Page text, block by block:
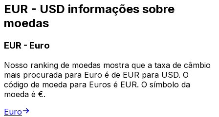
EUR - USD informações sobre
moedas
EUR - Euro
Nosso ranking de moedas mostra que a taxa de câmbio
mais procurada para Euro é de EUR para USD. O
código de moeda para Euros é EUR. O símbolo da
moeda é €.
Euro